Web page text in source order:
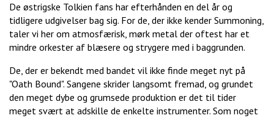
De østrigske Tolkien fans har efterhånden en del år og
tidligere udgivelser bag sig. For de, der ikke kender Summoning,
taler vi her om atmosfærisk, mørk metal der oftest har et
mindre orkester af blæsere og strygere med i baggrunden.
De, der er bekendt med bandet vil ikke finde meget nyt på
"Oath Bound". Sangene skrider langsomt fremad, og grundet
den meget dybe og grumsede produktion er det til tider
meget svært at adskille de enkelte instrumenter. Som noget